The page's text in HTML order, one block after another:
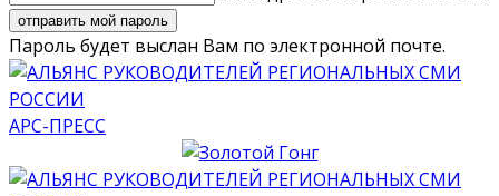
Пароль будет выслан Вам по электронной почте.
АРС-ПРЕСС